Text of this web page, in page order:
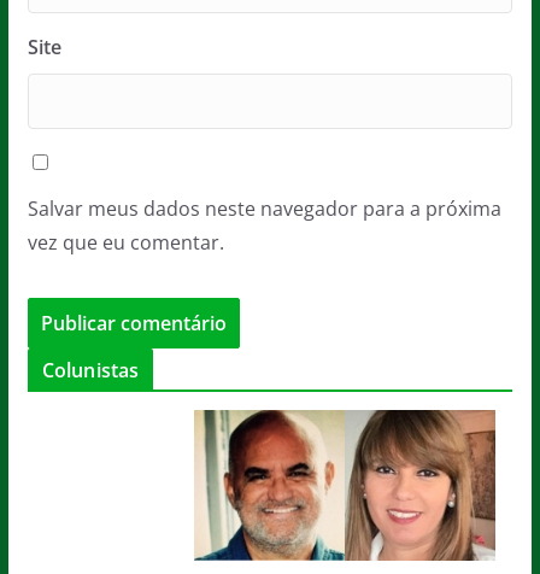
Site
Salvar meus dados neste navegador para a próxima
vez que eu comentar.
Colunistas